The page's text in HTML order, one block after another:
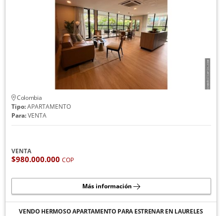
Colombia
Tipo:APARTAMENTO
Para:VENTA
VENTA
$980.000.000 COP
Más información
VENDO HERMOSO APARTAMENTO PARA ESTRENAR EN LAURELES